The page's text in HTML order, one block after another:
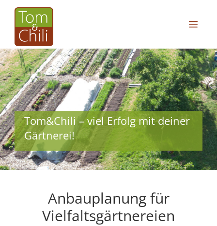
Zum
springen
Tom&Chili – viel Erfolg mit deiner
Gärtnerei!
Anbauplanung für
Vielfaltsgärtnereien